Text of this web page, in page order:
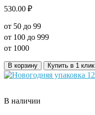
530.00 ₽
от 50 до 99
от 100 до 999
от 1000
В корзину Купить в 1 клик
В наличии